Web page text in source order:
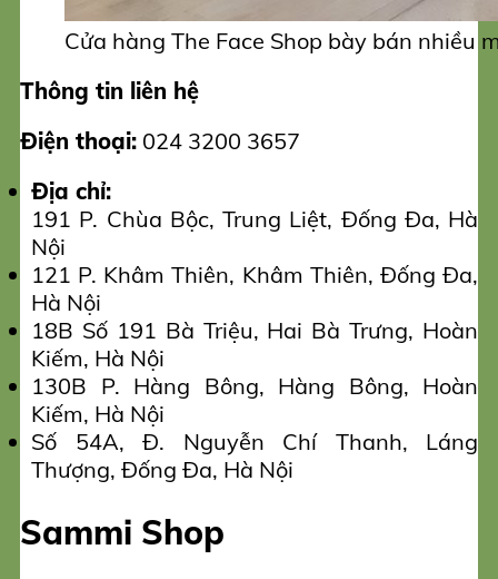
Cửa hàng The Face Shop bày bán nhiều
Thông tin liên hệ
Điện thoại: 024 3200 3657
Địa chỉ:
191 P. Chùa Bộc, Trung Liệt, Đống Đa, Hà
Nội
121 P. Khâm Thiên, Khâm Thiên, Đống Đa,
Hà Nội
18B Số 191 Bà Triệu, Hai Bà Trưng, Hoàn
Kiếm, Hà Nội
130B P. Hàng Bông, Hàng Bông, Hoàn
Kiếm, Hà Nội
Số 54A, Đ. Nguyễn Chí Thanh, Láng
Thượng, Đống Đa, Hà Nội
Sammi Shop